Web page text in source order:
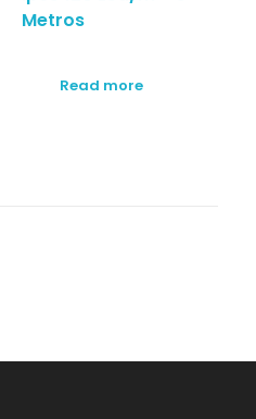
Metros
Read more